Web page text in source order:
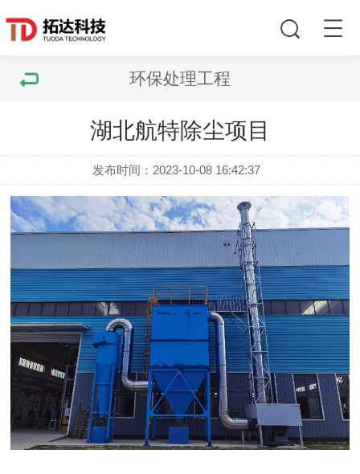
环保处理工程
湖北航特除尘项目
发布时间：2023-10-08 16:42:37